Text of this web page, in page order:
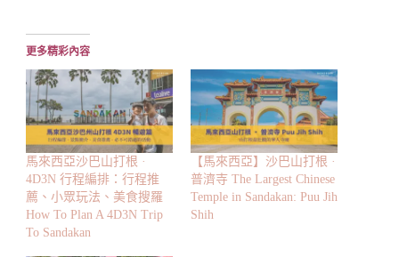
入...
更多精彩內容
馬來西亞沙巴山打根 ·
4D3N 行程編排：行程推
薦、小眾玩法、美食搜羅
How To Plan A 4D3N Trip
To Sandakan
【馬來西亞】沙巴山打根 ·
普濟寺 The Largest Chinese
Temple in Sandakan: Puu Jih
Shih